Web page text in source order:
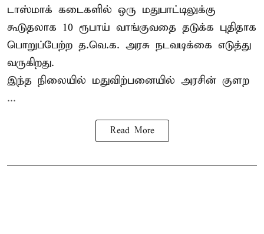
டாஸ்மாக் கடைகளில் ஒரு மதுபாட்டிலுக்கு
கூடுதலாக 10 ரூபாய் வாங்குவதை தடுக்க புதிதாக
பொறுப்பேற்ற த.வெ.க. அரசு நடவடிக்கை எடுத்து
வருகிறது.
இந்த நிலையில் மதுவிற்பனையில் அரசின் குளற
...
Read More